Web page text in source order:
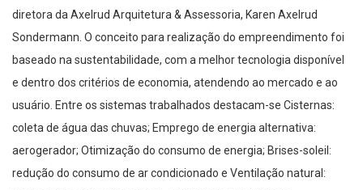
diretora da Axelrud Arquitetura & Assessoria, Karen Axelrud
Sondermann. O conceito para realização do empreendimento foi
baseado na sustentabilidade, com a melhor tecnologia disponível
e dentro dos critérios de economia, atendendo ao mercado e ao
usuário. Entre os sistemas trabalhados destacam-se Cisternas:
coleta de água das chuvas; Emprego de energia alternativa:
aerogerador; Otimização do consumo de energia; Brises-soleil:
redução do consumo de ar condicionado e Ventilação natural: